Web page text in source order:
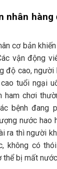
nhân
cơ bản
vận động
độ cao, người
tuổi ngại
ham chơi
bệnh đang
nước hao
ra thì người
không có
thể bị mất